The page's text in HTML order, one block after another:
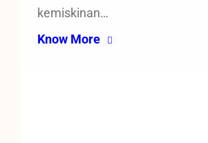
kemiskinan…
Know More